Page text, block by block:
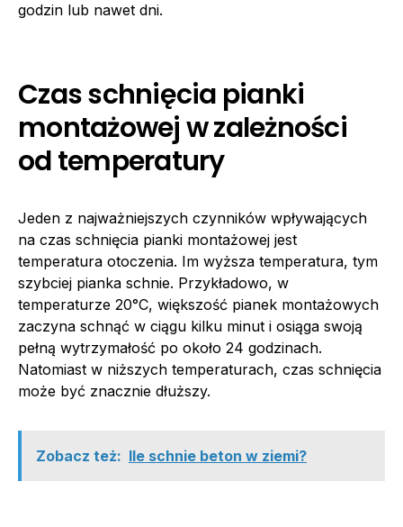
godzin lub nawet dni.
Czas schnięcia pianki
montażowej w zależności
od temperatury
Jeden z najważniejszych czynników wpływających
na czas schnięcia pianki montażowej jest
temperatura otoczenia. Im wyższa temperatura, tym
szybciej pianka schnie. Przykładowo, w
temperaturze 20°C, większość pianek montażowych
zaczyna schnąć w ciągu kilku minut i osiąga swoją
pełną wytrzymałość po około 24 godzinach.
Natomiast w niższych temperaturach, czas schnięcia
może być znacznie dłuższy.
Zobacz też: Ile schnie beton w ziemi?